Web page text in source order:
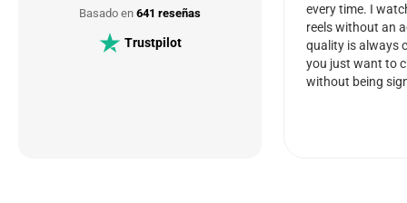
Basado en 641 reseñas
Trustpilot
every time. I
reels without an
quality is always
you just want to
without being